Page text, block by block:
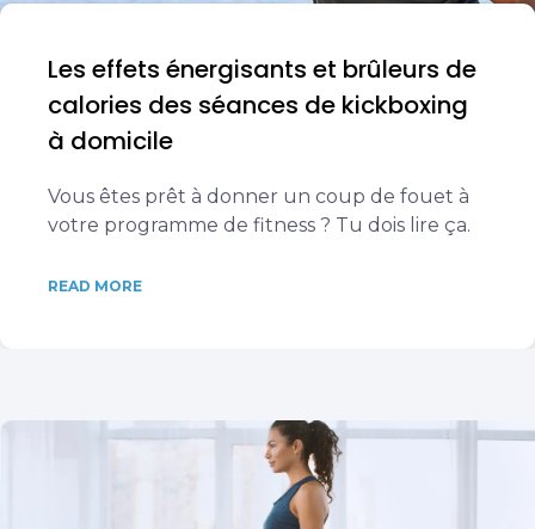
Les effets énergisants et brûleurs de
calories des séances de kickboxing
à domicile
Vous êtes prêt à donner un coup de fouet à
votre programme de fitness ? Tu dois lire ça.
READ MORE